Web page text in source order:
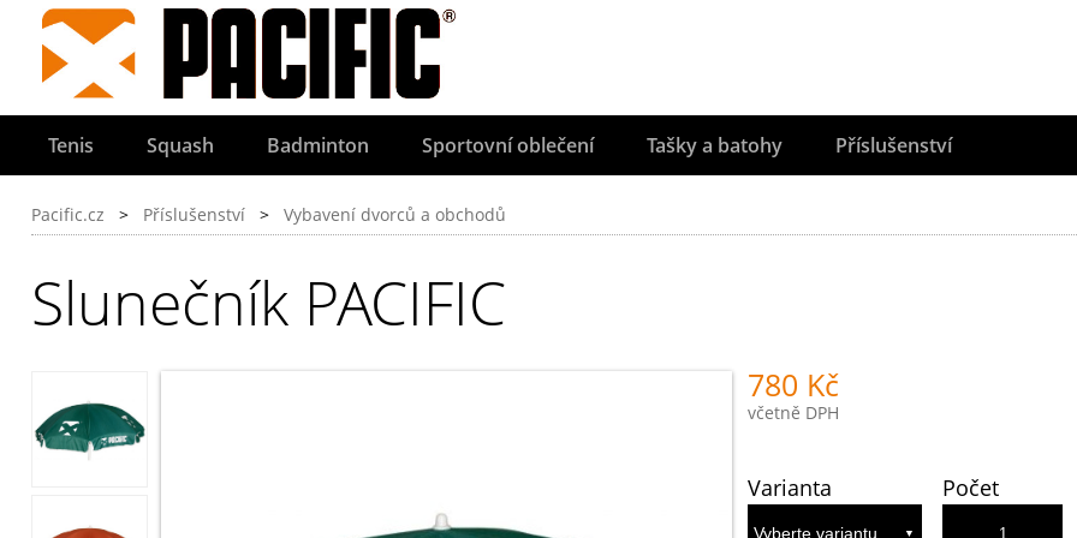
Tenis Squash Badminton Sportovní oblečení Tašky a batohy Příslušenství
Pacific.cz > Příslušenství > Vybavení dvorců a obchodů
Slunečník PACIFIC
780 Kč
včetně DPH
Varianta Počet